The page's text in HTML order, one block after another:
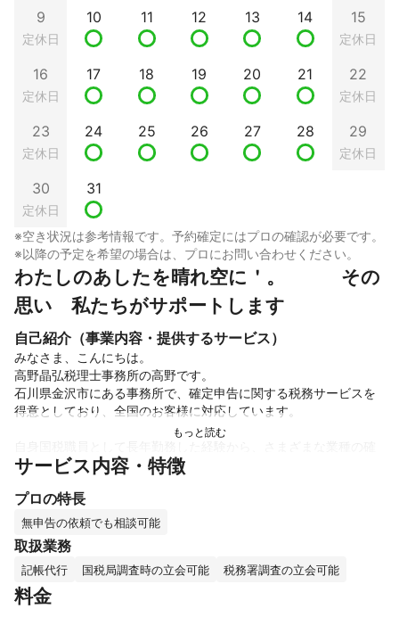
9
定休日
10 11 12 13 14 15
定休日
16
定休日
17 18 19 20 21 22
定休日
23
定休日
24 25 26 27 28 29
定休日
30
定休日
31
※空き状況は参考情報です。予約確定にはプロの確認が必要です。
※以降の予定を希望の場合は、プロにお問い合わせください。
わたしのあしたを晴れ空に＇。　　　その
思い　私たちがサポートします
自己紹介（事業内容・提供するサービス）
みなさま、こんにちは。
高野晶弘税理士事務所の高野です。
石川県金沢市にある事務所で、確定申告に関する税務サービスを
得意としており、全国のお客様に対応しています。
定申告に関する知識が豊富で、幅広い層のお客様のご要望にお応
また、社会保険労務士資格も併せ持っており、トータルでのサポ
ートも可能です。
みなさまがビジネスに集中できるよう、税務管理、必要に応じて
社会保険労務管理をお任せいただければ幸いです。私たちは、自
分の明日のために頑張っているみなさまを全力でサポートいたし
ます。
サービス内容・特徴
プロの特長
無申告の依頼でも相談可能
取扱業務
記帳代行 国税局調査時の立会可能 税務署調査の立会可能
料金